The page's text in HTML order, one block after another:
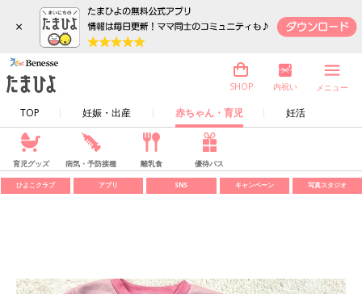
×
TOP 妊娠・出産 赤ちゃん・育児 妊活
SHOP 内祝い メニュー
育児グッズ 病気・予防接種 離乳食 優待パス
ひよこクラブ アプリ SNS キャンペーン 写真スタジオ